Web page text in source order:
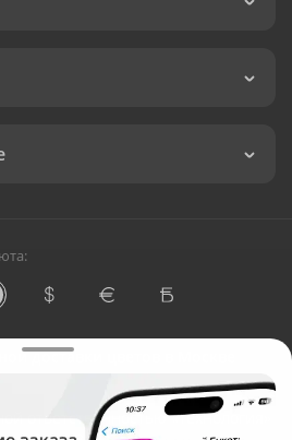
доставки цветов в Москве
ответственностью «Технология»